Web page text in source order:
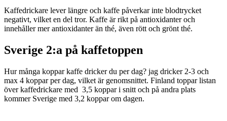
Kaffedrickare lever längre och kaffe påverkar inte blodtrycket
negativt, vilket en del tror. Kaffe är rikt på antioxidanter och
innehåller mer antioxidanter än thé, även rött och grönt thé.
Sverige 2:a på kaffetoppen
Hur många koppar kaffe dricker du per dag? jag dricker 2-3 och
max 4 koppar per dag, vilket är genomsnittet. Finland toppar listan
över kaffedrickare med 3,5 koppar i snitt och på andra plats
kommer Sverige med 3,2 koppar om dagen.